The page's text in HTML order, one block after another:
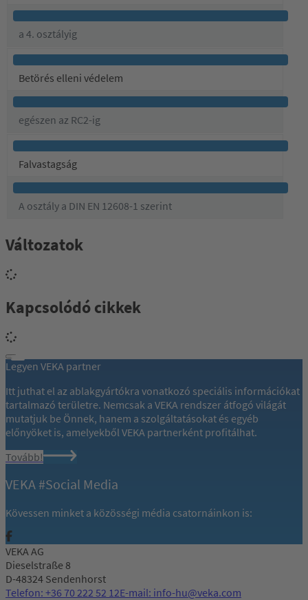
a 4. osztályig
Betörés elleni védelem
egészen az RC2-ig
Falvastagság
A osztály a DIN EN 12608-1 szerint
Változatok
Kapcsolódó cikkek
Legyen VEKA partner
Itt juthat el az ablakgyártókra vonatkozó speciális információkat
tartalmazó területre. Nemcsak a VEKA rendszer átfogó világát
mutatjuk be Önnek, hanem a szolgáltatásokat és egyéb
előnyöket is, amelyekből VEKA partnerként profitálhat.
Tovább!
VEKA #Social Media
Kövessen minket a közösségi média csatornáinkon is:
VEKA AG
Dieselstraße 8
D-48324 Sendenhorst
Telefon: +36 70 222 52 12E-mail: info-hu@veka.com